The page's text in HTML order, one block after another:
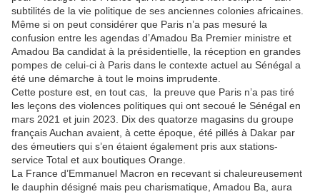
subtilités de la vie politique de ses anciennes colonies africaines.
Même si on peut considérer que Paris n’a pas mesuré la
confusion entre les agendas d’Amadou Ba Premier ministre et
Amadou Ba candidat à la présidentielle, la réception en grandes
pompes de celui-ci à Paris dans le contexte actuel au Sénégal a
été une démarche à tout le moins imprudente.
Cette posture est, en tout cas, la preuve que Paris n’a pas tiré
les leçons des violences politiques qui ont secoué le Sénégal en
mars 2021 et juin 2023. Dix des quatorze magasins du groupe
français Auchan avaient, à cette époque, été pillés à Dakar par
des émeutiers qui s’en étaient également pris aux stations-
service Total et aux boutiques Orange.
La France d’Emmanuel Macron en recevant si chaleureusement
le dauphin désigné mais peu charismatique, Amadou Ba, aura